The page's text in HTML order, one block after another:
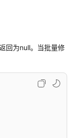
回为null。当批量修